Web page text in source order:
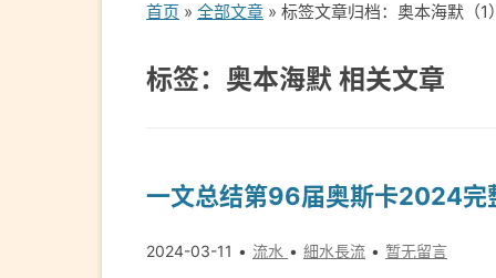
首页 » 全部文章 » 标签文章归档：奥本海默（1）
标签：奥本海默 相关文章
一文总结第96届奥斯卡2024完
2024-03-11 流水 細水長流 暂无留言